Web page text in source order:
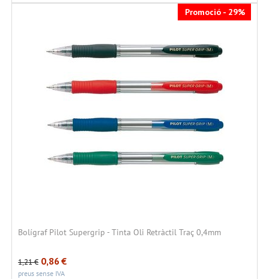
Promoció - 29%
Bolígraf Pilot Supergrip - Tinta Oli Retràctil Traç 0,4mm
1,21€ 0,86€
preus sense IVA